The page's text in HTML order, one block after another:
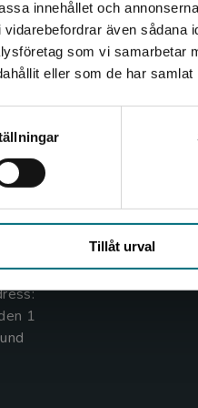
innehållet och
även sådana
som vi samarbetar
eller som de har
Tillåt urval
som att du besöker
Sverige. Vi erbjuder
För att kunna slutföra
vara i Sverige.
00
1
046-31
Frågor